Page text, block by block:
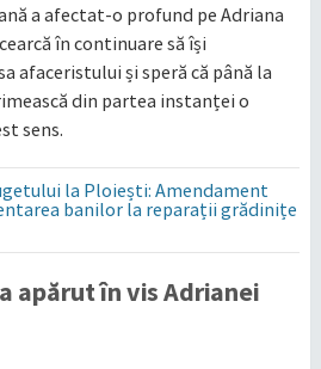
a afectat-o profund pe Adriana
în continuare să își
afaceristului și speră că până la
din partea instanței o
sens.
la Ploiești: Amendament
banilor la reparații grădinițe
apărut în vis Adrianei